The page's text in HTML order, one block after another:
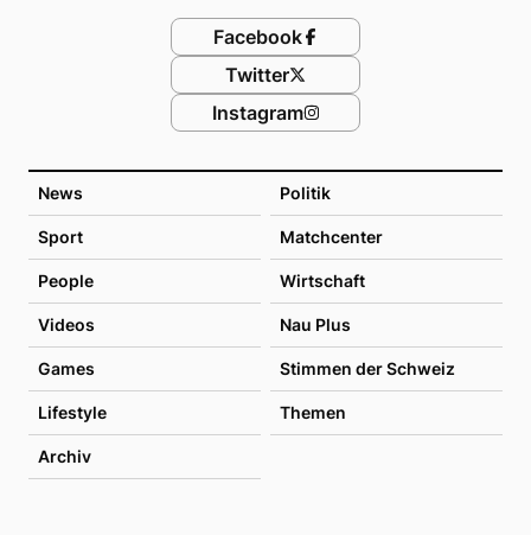
News Politik
Sport Matchcenter
People Wirtschaft
Videos Nau Plus
Games Stimmen der Schweiz
Lifestyle Themen
Archiv
Facebook
Twitter
Instagram